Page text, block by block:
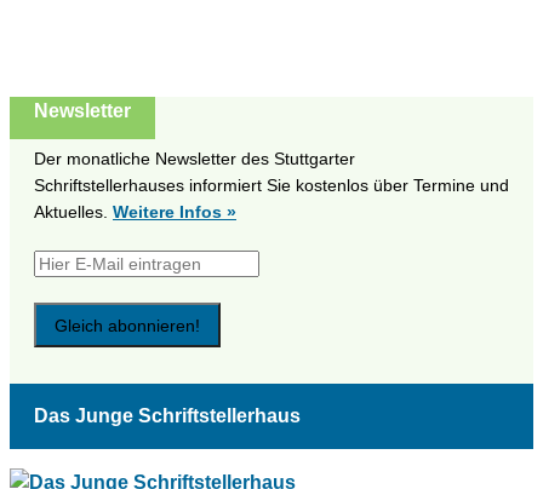
Newsletter
Der monatliche Newsletter des Stuttgarter
Schriftstellerhauses informiert Sie kostenlos über Termine und
Aktuelles. Weitere Infos »
Das Junge Schriftstellerhaus